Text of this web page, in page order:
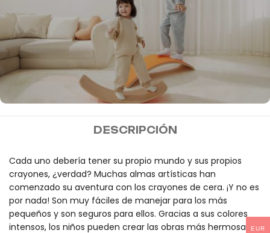
MIDEER
100€
DESCRIPCIÓN
Cada uno debería tener su propio mundo y sus propios
crayones, ¿verdad? Muchas almas artísticas han
comenzado su aventura con los crayones de cera. ¡Y no es
por nada! Son muy fáciles de manejar para los más
pequeños y son seguros para ellos. Gracias a sus colores
intensos, los niños pueden crear las obras más hermosas
EUR